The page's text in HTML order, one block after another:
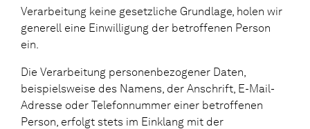
Verarbeitung keine gesetzliche Grundlage, holen wir
generell eine Einwilligung der betroffenen Person
ein.
Die Verarbeitung personenbezogener Daten,
beispielsweise des Namens, der Anschrift, E-Mail-
Adresse oder Telefonnummer einer betroffenen
Person, erfolgt stets im Einklang mit der